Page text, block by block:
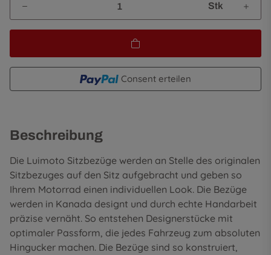
Stk
Consent erteilen
Beschreibung
Die Luimoto Sitzbezüge werden an Stelle des originalen
Sitzbezuges auf den Sitz aufgebracht und geben so
Ihrem Motorrad einen individuellen Look. Die Bezüge
werden in Kanada designt und durch echte Handarbeit
präzise vernäht. So entstehen Designerstücke mit
optimaler Passform, die jedes Fahrzeug zum absoluten
Hingucker machen. Die Bezüge sind so konstruiert,